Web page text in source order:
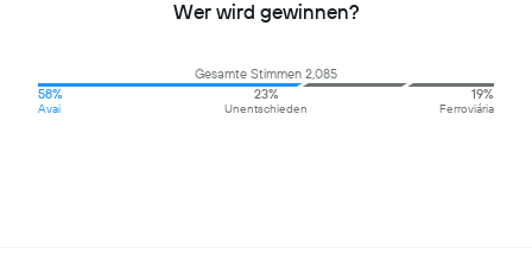
Wer wird gewinnen?
Gesamte Stimmen 2,085
58%
Avai
23%
Unentschieden
19%
Ferroviária